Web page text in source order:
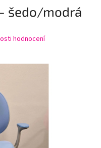
- šedo/modrá
hodnocení